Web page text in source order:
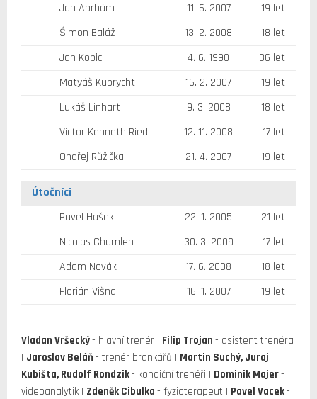
Jan Abrhám
11. 6. 2007
19 let
Šimon Baláž
13. 2. 2008
18 let
Jan Kopic
4. 6. 1990
36 let
Matyáš Kubrycht
16. 2. 2007
19 let
Lukáš Linhart
9. 3. 2008
18 let
Victor Kenneth Riedl
12. 11. 2008
17 let
Ondřej Růžička
21. 4. 2007 19 let
Útočníci
Pavel Hašek
22. 1. 2005
21 let
Nicolas Chumlen
30. 3. 2009
17 let
Adam Novák
17. 6. 2008
18 let
Florián Višna
16. 1. 2007 19 let
Vladan Vršecký- hlavní trenér | Filip Trojan - asistent trenéra
| Jaroslav Beláň - trenér brankářů | Martin Suchý, Juraj
Kubišta, Rudolf Rondzik- kondiční trenéři | Dominik Majer-
videoanalytik | Zdeněk Cibulka - fyzioterapeut | Pavel Vacek-